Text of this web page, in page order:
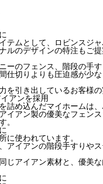
ムとして、ロビンスジ
のデザインの特注もご提
ーのフェンス、階段の手す
切りよりも圧迫感が少
引き出しているお客様の
アンを採用
め込んだマイホームは
アン製の優美なフェンス
。
に使われています。
アイアンの階段手すりや
アイアン素材と、優美